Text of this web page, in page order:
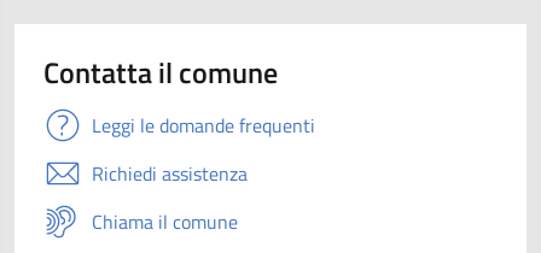
Contatta il comune
Leggi le domande frequenti
Richiedi assistenza
Chiama il comune